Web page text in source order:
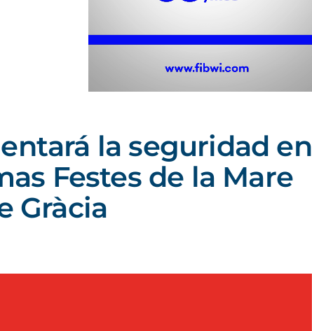
la seguridad en
Festes de la Mare
Gràcia